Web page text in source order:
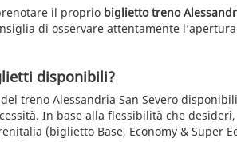
il proprio biglietto treno
di osservare attentamente
disponibili?
treno Alessandria San Severo
In base alla flessibilità che
(biglietto Base, Economy & Super